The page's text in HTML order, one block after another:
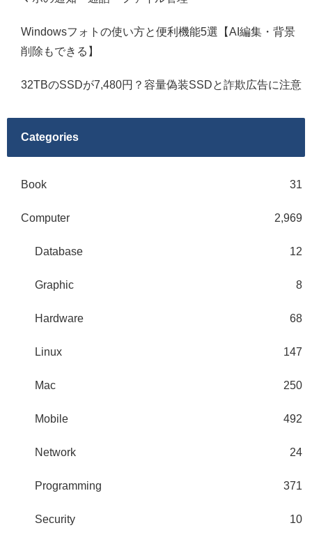
Windowsフォトの使い方と便利機能5選【AI編集・背景
削除もできる】
32TBのSSDが7,480円？容量偽装SSDと詐欺広告に注意
Categories
Book 31
Computer 2,969
Database 12
Graphic 8
Hardware 68
Linux 147
Mac 250
Mobile 492
Network 24
Programming 371
Security 10